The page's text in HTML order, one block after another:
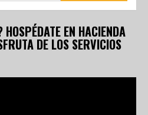
EN HACIENDA
DE LOS SERVICIOS